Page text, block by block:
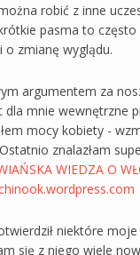
robić z inne
pasma to często
o zmianę wyglądu.
argumentem za
dla mnie wewnętrzne
mocy kobiety -
znalazłam
WIEDZA O
niektóre moje
się z niego wiele